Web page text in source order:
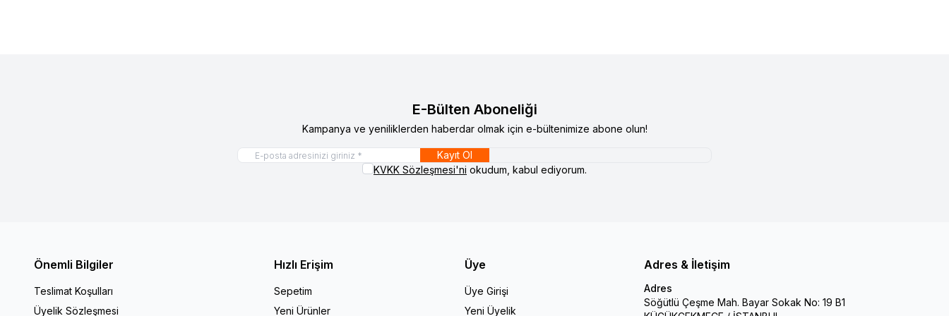
E-Bülten Aboneliği
Kampanya ve yeniliklerden haberdar olmak için e-bültenimize abone olun!
Kayıt Ol
KVKK Sözleşmesi'ni okudum, kabul ediyorum.
Önemli Bilgiler
Teslimat Koşulları
Üyelik Sözleşmesi
Hızlı Erişim
Sepetim
Yeni Ürünler
Üye
Üye Girişi
Yeni Üyelik
Adres & İletişim
Adres
Söğütlü Çeşme Mah. Bayar Sokak No: 19 B1